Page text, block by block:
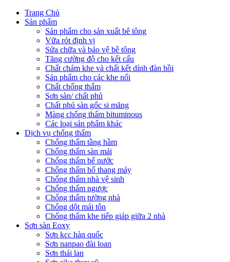
Trang Chủ
Sản phẩm
Sản phẩm cho sản xuất bê tông
Vữa rót định vị
Sửa chữa và bảo vệ bê tông
Tăng cường độ cho kết cấu
Chất chám khe và chất kết dính đàn hồi
Sản phẩm cho các khe nối
Chất chống thấm
Sơn sàn/ chất phủ
Chất phủ sàn gốc si măng
Màng chống thấm bituminous
Các loại sản phẩm khác
Dịch vụ chống thấm
Chống thấm tầng hầm
Chống thấm sàn mái
Chống thấm bể nước
Chống thấm hố thang máy
Chống thấm nhà vệ sinh
Chống thấm ngược
Chống thấm tường nhà
Chống dột mái tôn
Chống thấm khe tiếp giáp giữa 2 nhà
Sơn sàn Eoxy
Sơn kcc hàn quốc
Sơn nanpao đài loan
Sơn thái lan